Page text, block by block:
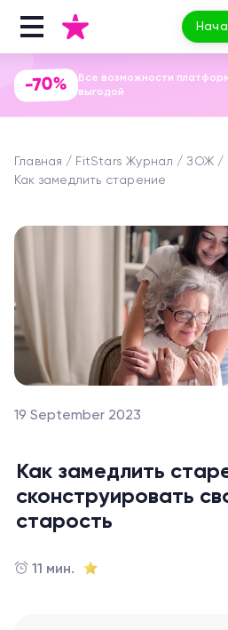
-70%
Все возможности
выгодой
Главная FitStars Журнал
ЗОЖ
Как замедлить старение
19 September 2023
Как замедлить
сконструировать
старость
11 мин.